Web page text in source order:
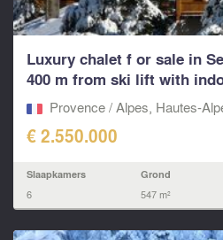
Luxury chalet f or sale in
400 m from ski lift with
covereProvence / Alpes, Hautes-
€ 2.550.000
Slaapkamers
6
Grond
547 m²